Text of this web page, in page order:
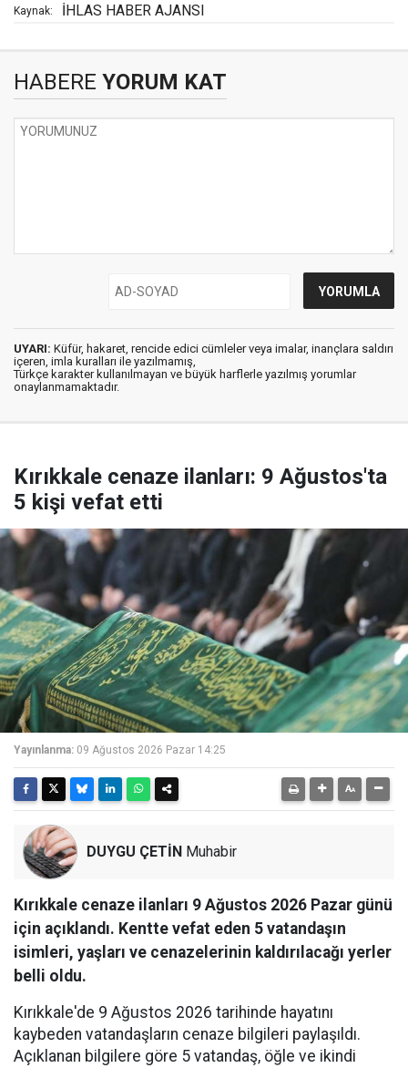
Kaynak: İHLAS HABER AJANSI
HABERE YORUM KAT
UYARI: Küfür, hakaret, rencide edici cümleler veya imalar, inançlara saldırı
içeren, imla kuralları ile yazılmamış,
Türkçe karakter kullanılmayan ve büyük harflerle yazılmış yorumlar
onaylanmamaktadır.
Kırıkkale cenaze ilanları: 9 Ağustos'ta
5 kişi vefat etti
Yayınlanma: 09 Ağustos 2026 Pazar 14:25
DUYGU ÇETİN Muhabir
Kırıkkale cenaze ilanları 9 Ağustos 2026 Pazar günü
için açıklandı. Kentte vefat eden 5 vatandaşın
isimleri, yaşları ve cenazelerinin kaldırılacağı yerler
belli oldu.
Kırıkkale'de 9 Ağustos 2026 tarihinde hayatını
kaybeden vatandaşların cenaze bilgileri paylaşıldı.
Açıklanan bilgilere göre 5 vatandaş, öğle ve ikindi